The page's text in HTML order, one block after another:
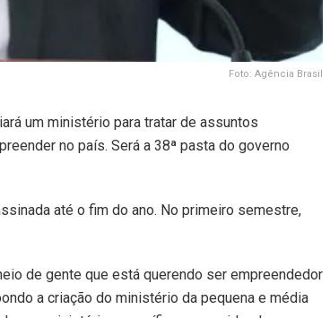
Foto: Agência Brasil
um ministério para tratar de assuntos
no país. Será a 38ª pasta do governo
até o fim do ano. No primeiro semestre,
de gente que está querendo ser empreendedor
a criação do ministério da pequena e média